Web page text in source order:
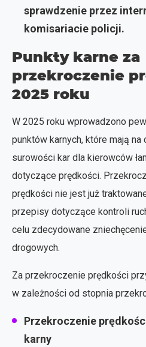
sprawdzenie przez
komisariacie policji.
Punkty karne za
przekroczenie
2025 roku
W 2025 roku wprowadzono
punktów karnych, które mają
surowości kar dla kierowców
dotyczące prędkości.
prędkości nie jest już
przepisy dotyczące kontroli
celu zdecydowane
drogowych.
Za przekroczenie prędkości
w zależności od stopnia
Przekroczenie
karny